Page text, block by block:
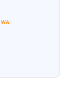
WA: